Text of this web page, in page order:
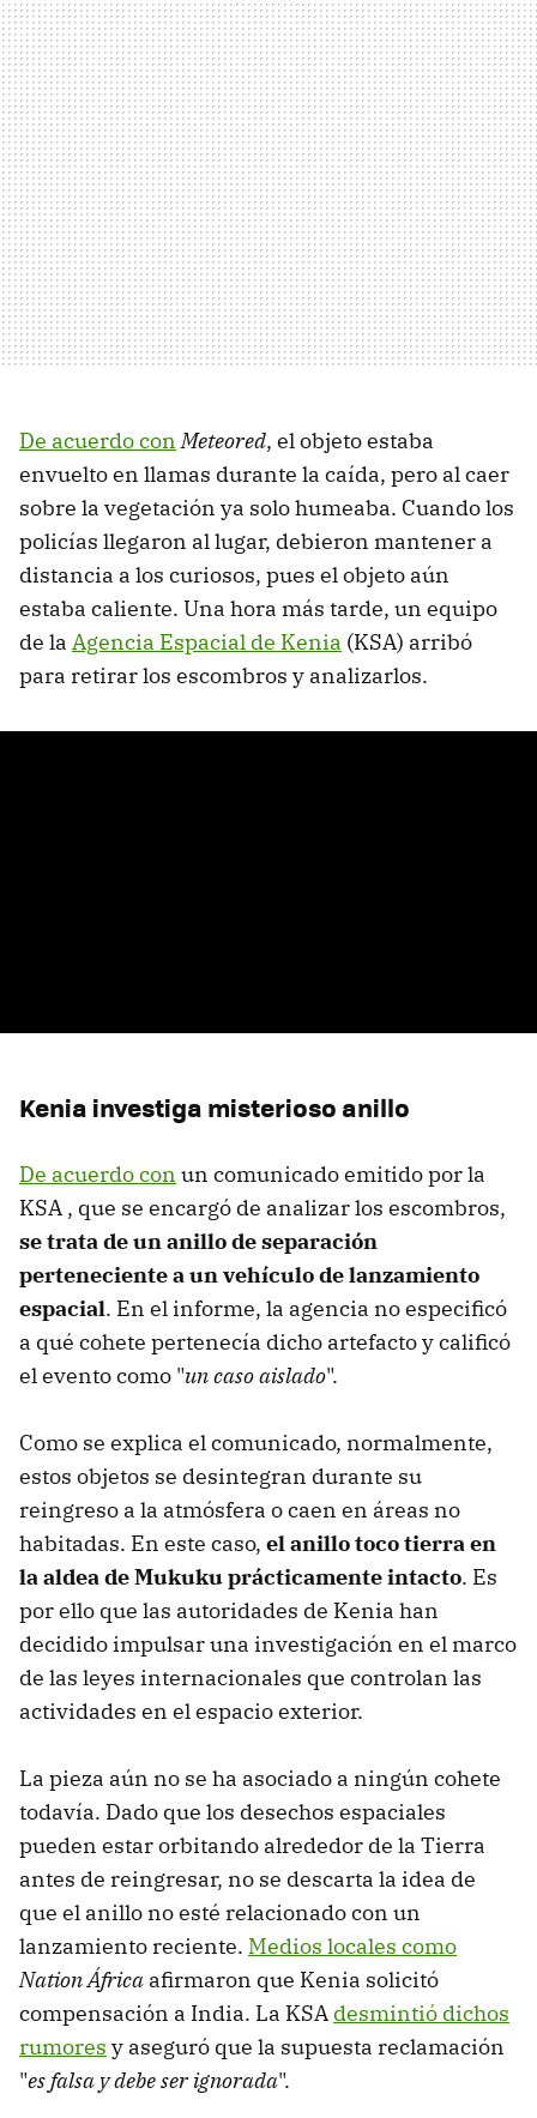
De acuerdo con Meteored, el objeto estaba
envuelto en llamas durante la caída, pero al caer
sobre la vegetación ya solo humeaba. Cuando los
policías llegaron al lugar, debieron mantener a
distancia a los curiosos, pues el objeto aún
estaba caliente. Una hora más tarde, un equipo
de la Agencia Espacial de Kenia (KSA) arribó
para retirar los escombros y analizarlos.
Kenia investiga misterioso anillo
De acuerdo con un comunicado emitido por la
KSA , que se encargó de analizar los escombros,
se trata de un anillo de separación
perteneciente a un vehículo de lanzamiento
espacial. En el informe, la agencia no especificó
a qué cohete pertenecía dicho artefacto y calificó
el evento como "un caso aislado".
Como se explica el comunicado, normalmente,
estos objetos se desintegran durante su
reingreso a la atmósfera o caen en áreas no
habitadas. En este caso, el anillo toco tierra en
la aldea de Mukuku prácticamente intacto. Es
por ello que las autoridades de Kenia han
decidido impulsar una investigación en el marco
de las leyes internacionales que controlan las
actividades en el espacio exterior.
La pieza aún no se ha asociado a ningún cohete
todavía. Dado que los desechos espaciales
pueden estar orbitando alrededor de la Tierra
antes de reingresar, no se descarta la idea de
que el anillo no esté relacionado con un
lanzamiento reciente. Medios locales como
Nation África afirmaron que Kenia solicitó
compensación a India. La KSA desmintió dichos
rumores y aseguró que la supuesta reclamación
"es falsa y debe ser ignorada".